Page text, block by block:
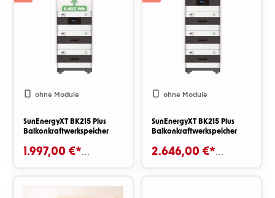
ohne Module
SunEnergyXT BK215 Plus
Balkonkraftwerkspeicher
1.997,00 €*
ohne Module
SunEnergyXT BK215 Plus
Balkonkraftwerkspeicher
2.646,00 €*